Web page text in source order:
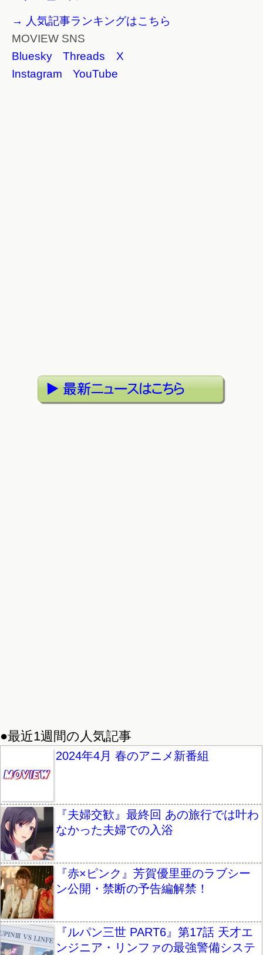
→ 人気記事ランキングはこちら
MOVIEW SNS
Bluesky
Threads
X
Instagram
YouTube
●最近1週間の人気記事
2024年4月 春のアニメ新番組
『夫婦交歓』最終回 あの旅行では叶わ
なかった夫婦での入浴
『赤×ピンク』芳賀優里亜のラブシー
ン公開・禁断の予告編解禁！
『ルパン三世 PART6』第17話 天才エ
ンジニア・リンファの最強警備システ